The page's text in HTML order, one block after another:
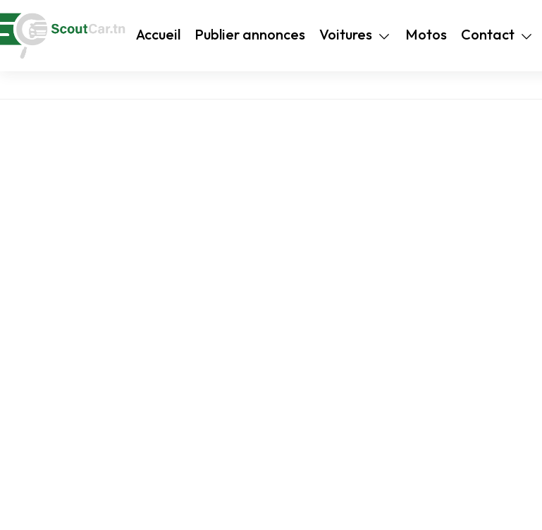
Accueil Publier annonces Voitures Motos Contact